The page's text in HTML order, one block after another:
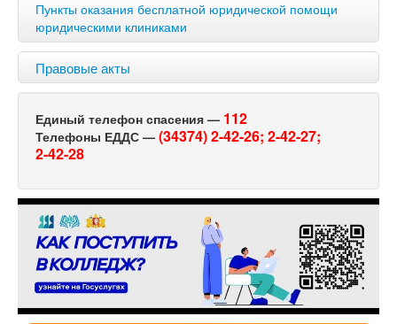
Пункты оказания бесплатной юридической помощи
юридическими клиниками
Правовые акты
Единый телефон спасения — 112
Телефоны ЕДДС — (34374) 2-42-26; 2-42-27;
2-42-28